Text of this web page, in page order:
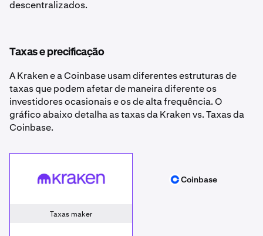
descentralizados.
Taxas e precificação
A Kraken e a Coinbase usam diferentes estruturas de
taxas que podem afetar de maneira diferente os
investidores ocasionais e os de alta frequência. O
gráfico abaixo detalha as taxas da Kraken vs. Taxas da
Coinbase.
Kraken Coinbase
Coinbase
Taxas maker